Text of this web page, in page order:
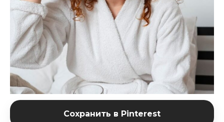
Сохранить в Pinterest